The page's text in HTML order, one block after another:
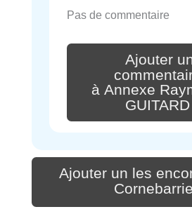
Pas de commentaire
Ajouter
à Annexe
GUITARD
Ajouter un les